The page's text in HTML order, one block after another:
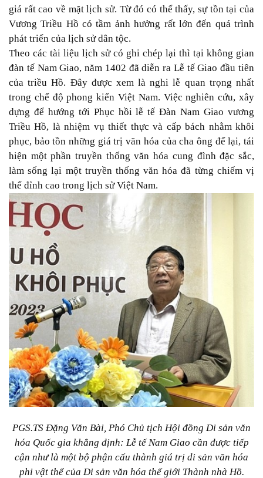
giá rất cao về mặt lịch sử. Từ đó có thể thấy, sự tồn tại của
Vương Triều Hồ có tầm ảnh hưởng rất lớn đến quá trình
phát triển của lịch sử dân tộc.
Theo các tài liệu lịch sử có ghi chép lại thì tại không gian
đàn tế Nam Giao, năm 1402 đã diễn ra Lễ tế Giao đầu tiên
của triều Hồ. Đây được xem là nghi lễ quan trọng nhất
trong chế độ phong kiến Việt Nam. Việc nghiên cứu, xây
dựng để hướng tới Phục hồi lễ tế Đàn Nam Giao vương
Triều Hồ, là nhiệm vụ thiết thực và cấp bách nhằm khôi
phục, bảo tồn những giá trị văn hóa của cha ông để lại, tái
hiện một phần truyền thống văn hóa cung đình đặc sắc,
làm sống lại một truyền thống văn hóa đã từng chiếm vị
thế đỉnh cao trong lịch sử Việt Nam.
PGS.TS Đặng Văn Bài, Phó Chủ tịch Hội đồng Di sản văn
hóa Quốc gia khẳng định: Lễ tế Nam Giao cần được tiếp
cận như là một bộ phận cấu thành giá trị di sản văn hóa
phi vật thể của Di sản văn hóa thế giới Thành nhà Hồ.